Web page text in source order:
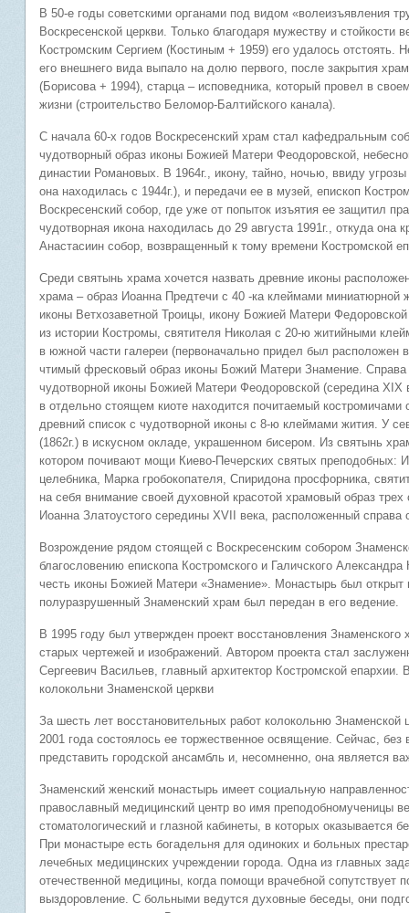
В 50-е годы советскими органами под видом «волеизъявления
Воскресенской церкви. Только благодаря мужеству и
Костромским Сергием (Костиным + 1959) его удалось отстоять.
его внешнего вида выпало на долю первого, после закрытия
(Борисова + 1994), старца – исповедника, который провел в
жизни (строительство Беломор-Балтийского канала).
С начала 60-х годов Воскресенский храм стал кафедральным
чудотворный образ иконы Божией Матери Феодоровской,
династии Романовых. В 1964г., икону, тайно, ночью, ввиду
она находилась с 1944г.), и передачи ее в музей, епископ
Воскресенский собор, где уже от попыток изъятия ее защитил
чудотворная икона находилась до 29 августа 1991г., откуда
Анастасиин собор, возвращенный к тому времени Костромской
Среди святынь храма хочется назвать древние иконы
храма – образ Иоанна Предтечи с 40 -ка клеймами миниатюрной
иконы Ветхозаветной Троицы, икону Божией Матери
из истории Костромы, святителя Николая с 20-ю житийными
в южной части галереи (первоначально придел был расположен
чтимый фресковый образ иконы Божий Матери Знамение.
чудотворной иконы Божией Матери Феодоровской (середина
в отдельно стоящем киоте находится почитаемый костромичами
древний список с чудотворной иконы с 8-ю клеймами жития. У
(1862г.) в искусном окладе, украшенном бисером. Из святынь
котором почивают мощи Киево-Печерских святых
целебника, Марка гробокопателя, Спиридона просфорника,
на себя внимание своей духовной красотой храмовый образ
Иоанна Златоустого середины XVII века, расположенный справа
Возрождение рядом стоящей с Воскресенским собором
благословению епископа Костромского и Галичского
честь иконы Божией Матери «Знамение». Монастырь был открыт
полуразрушенный Знаменский храм был передан в его ведение.
В 1995 году был утвержден проект восстановления
старых чертежей и изображений. Автором проекта стал
Сергеевич Васильев, главный архитектор Костромской епархии.
колокольни Знаменской церкви
За шесть лет восстановительных работ колокольню Знаменской
2001 года состоялось ее торжественное освящение. Сейчас, без
представить городской ансамбль и, несомненно, она является
Знаменский женский монастырь имеет социальную
православный медицинский центр во имя преподобномученицы
стоматологический и глазной кабинеты, в которых
При монастыре есть богадельня для одиноких и больных
лечебных медицинских учреждении города. Одна из главных
отечественной медицины, когда помощи врачебной сопутствует
выздоровление. С больными ведутся духовные беседы, они